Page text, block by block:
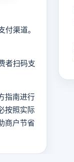
渠道。
者扫码支
指南进行
按照实际
商户节省